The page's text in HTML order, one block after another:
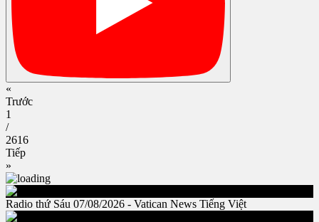
«
Trước
1
/
2616
Tiếp
»
Radio thứ Sáu 07/08/2026 - Vatican News Tiếng Việt